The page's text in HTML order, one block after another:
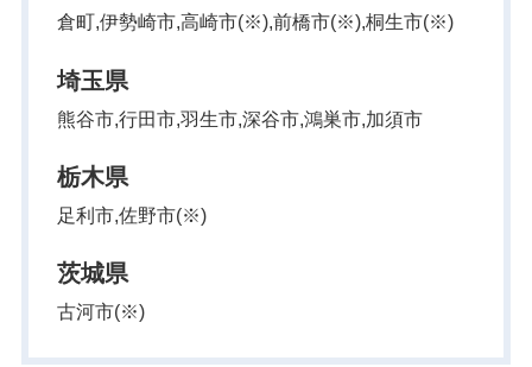
倉町,伊勢崎市,高崎市(※),前橋市(※),桐生市(※)
埼玉県
熊谷市,行田市,羽生市,深谷市,鴻巣市,加須市
栃木県
足利市,佐野市(※)
茨城県
古河市(※)